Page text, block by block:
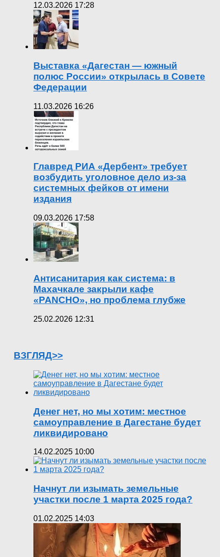
12.03.2026 17:28
Выставка «Дагестан — южный
полюс России» открылась в Совете
Федерации
11.03.2026 16:26
Главред РИА «Дербент» требует
возбудить уголовное дело из-за
системных фейков от имени
издания
09.03.2026 17:58
Антисанитария как система: в
Махачкале закрыли кафе
«PANCHO», но проблема глубже
25.02.2026 12:31
ВЗГЛЯД>>
Денег нет, но мы хотим: местное
самоуправление в Дагестане будет
ликвидировано
14.02.2025 10:00
Начнут ли изымать земельные
участки после 1 марта 2025 года?
01.02.2025 14:03